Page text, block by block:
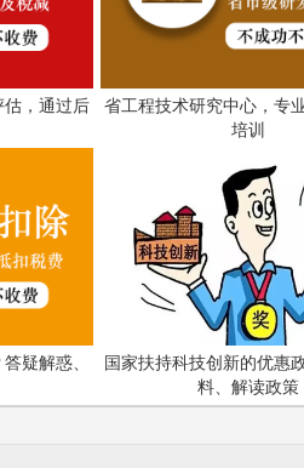
，通过后
省工程技术研究中心，专
培训
疑解惑、
国家扶持科技创新的优惠
料、解读政策